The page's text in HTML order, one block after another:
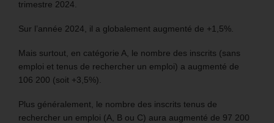
trimestre 2024.
Sur l’année 2024, il a globalement augmenté de +1,5%.
Mais surtout, en catégorie A, le nombre des inscrits (sans
emploi et tenus de rechercher un emploi) a augmenté de
106 200 (soit +3,5%).
Plus généralement, le nombre des inscrits tenus de
rechercher un emploi (A, B ou C) aura augmenté de 97 200